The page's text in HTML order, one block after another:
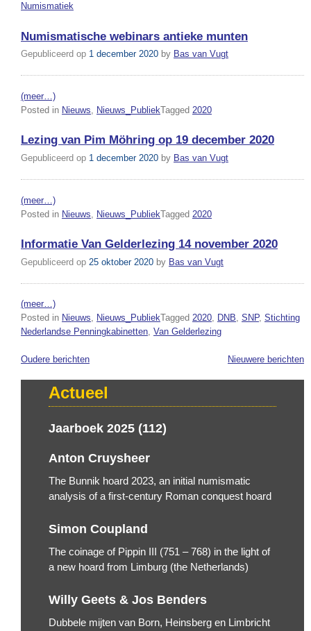
Numismatiek
Numismatische webinars antieke munten
Gepubliceerd op 1 december 2020 by Bas van Vugt
(meer…)
Posted in Nieuws Nieuws_PubliekTagged 2020
Lezing van Pim Möhring op 19 december 2020
Gepubliceerd op 1 december 2020 by Bas van Vugt
(meer…)
Posted in Nieuws Nieuws_PubliekTagged 2020
Informatie Van Gelderlezing 14 november 2020
Gepubliceerd op 25 oktober 2020 by Bas van Vugt
(meer…)
Posted in Nieuws, Nieuws_PubliekTagged 2020, DNB, SNP, Stichting
Nederlandse Penningkabinetten, Van Gelderlezing
Berichten
navigatie
Oudere berichten Nieuwere berichten
Actueel
Jaarboek 2025 (112)
Anton Cruysheer
The Bunnik hoard 2023, an initial numismatic
analysis of a first-century Roman conquest hoard
Simon Coupland
The coinage of Pippin III (751 – 768) in the light of
a new hoard from Limburg (the Netherlands)
Willy Geets & Jos Benders
Dubbele mijten van Born, Heinsberg en Limbricht